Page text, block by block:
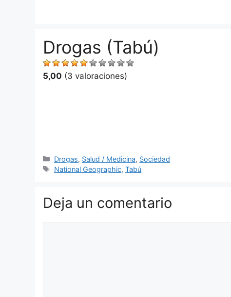
Drogas (Tabú)
5,00 (3 valoraciones)
Categorías
Drogas, Salud / Medicina, Sociedad
Etiquetas
National Geographic,Tabú
Deja un comentario